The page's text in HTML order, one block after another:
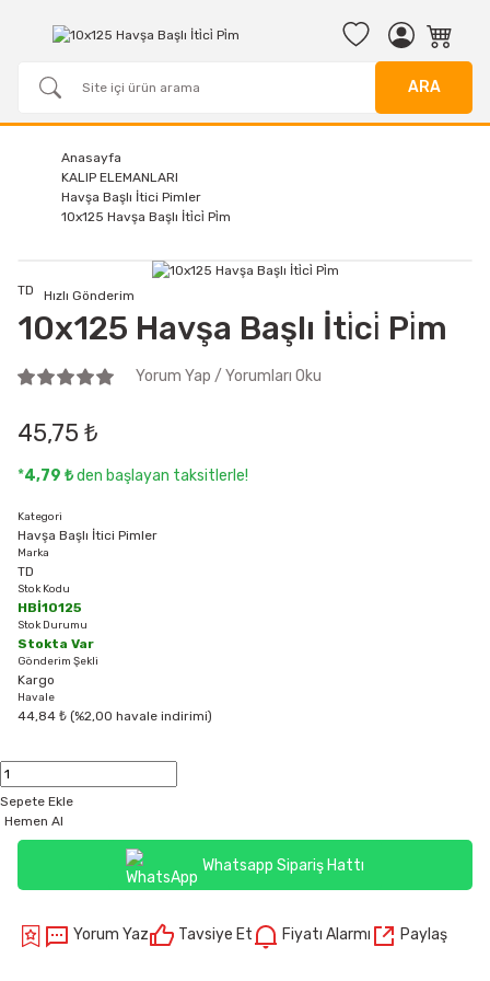
ARA
Anasayfa
KALIP ELEMANLARI
Havşa Başlı İtici Pimler
10x125 Havşa Başlı İti̇ci̇ Pi̇m
Hızlı Gönderim
TD
10x125 Havşa Başlı İti̇ci̇ Pi̇m
Yorum Yap / Yorumları Oku
45,75 ₺
*4,79 ₺den başlayan taksitlerle!
Kategori
Havşa Başlı İtici Pimler
Marka
TD
Stok Kodu
HBİ10125
Stok Durumu
Stokta Var
Gönderim Şekli
Kargo
Havale
44,84 ₺ (%2,00 havale indirimi)
Sepete Ekle
Hemen Al
Whatsapp Sipariş Hattı
Yorum Yaz Tavsiye Et Fiyatı Alarmı Paylaş